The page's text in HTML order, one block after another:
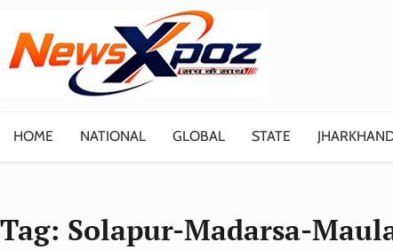
content
HOME NATIONAL GLOBAL STATE
Tag: Solapur-Madarsa-